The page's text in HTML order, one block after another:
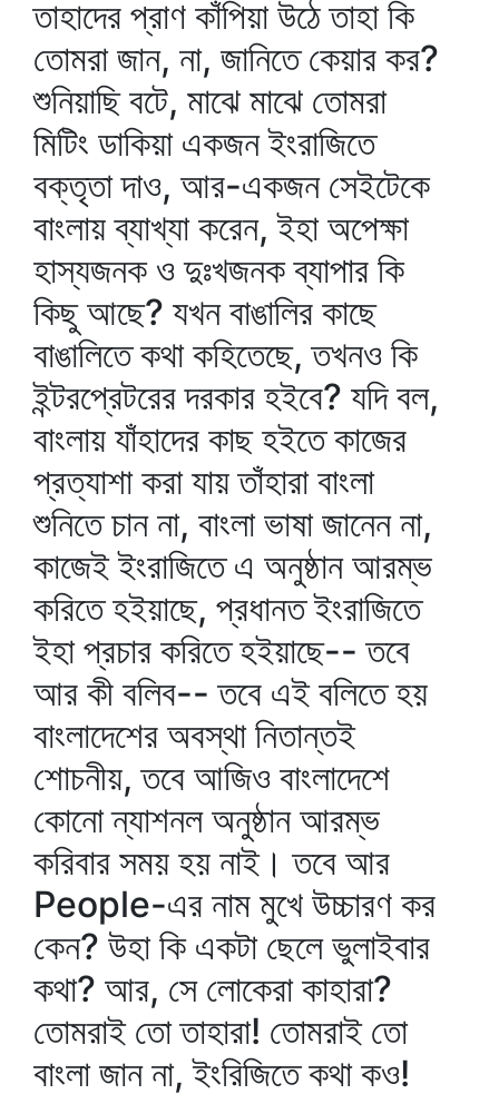
তাহাদের প্রাণ কাঁপিয়া উঠে তাহা কি
তোমরা জান, না, জানিতে কেয়ার কর?
শুনিয়াছি বটে, মাঝে মাঝে তোমরা
মিটিং ডাকিয়া একজন ইংরাজিতে
বক্তৃতা দাও, আর-একজন সেইটেকে
বাংলায় ব্যাখ্যা করেন, ইহা অপেক্ষা
হাস্যজনক ও দুঃখজনক ব্যাপার কি
কিছু আছে? যখন বাঙালির কাছে
বাঙালিতে কথা কহিতেছে, তখনও কি
ইন্টরপ্রেটরের দরকার হইবে? যদি বল,
বাংলায় যাঁহাদের কাছ হইতে কাজের
প্রত্যাশা করা যায় তাঁহারা বাংলা
শুনিতে চান না, বাংলা ভাষা জানেন না,
কাজেই ইংরাজিতে এ অনুষ্ঠান আরম্ভ
করিতে হইয়াছে, প্রধানত ইংরাজিতে
ইহা প্রচার করিতে হইয়াছে-- তবে
আর কী বলিব-- তবে এই বলিতে হয়
বাংলাদেশের অবস্থা নিতান্তই
শোচনীয়, তবে আজিও বাংলাদেশে
কোনো ন্যাশনল অনুষ্ঠান আরম্ভ
করিবার সময় হয় নাই। তবে আর
People-এর নাম মুখে উচ্চারণ কর
কেন? উহা কি একটা ছেলে ভুলাইবার
কথা? আর, সে লোকেরা কাহারা?
তোমরাই তো তাহারা! তোমরাই তো
বাংলা জান না, ইংরিজিতে কথা কও!